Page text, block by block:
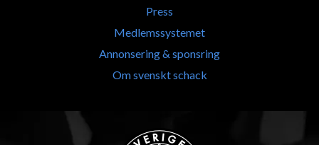
Press
Medlemssystemet
Annonsering & sponsring
Om svenskt schack